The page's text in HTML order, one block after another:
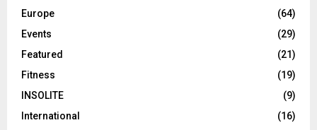
Europe
(64)
Events
(29)
Featured
(21)
Fitness
(19)
INSOLITE
(9)
International
(16)